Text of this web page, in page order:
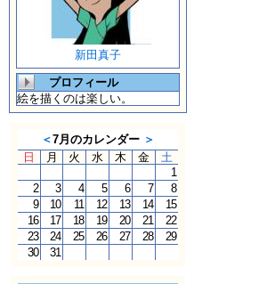
新田真子
プロフィール
絵を描くのは楽しい。
＜7月のカレンダー ＞
日
月 火 水 木 金
土
1
2
3 4 5 6 7
8
9
10 11 12 13 14
15
16
17 18 19 20 21
22
23
24 25 26 27 28
29
30
31